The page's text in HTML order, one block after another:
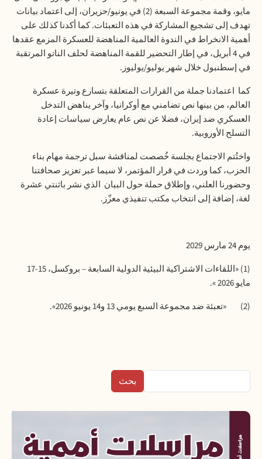
مايو، وقمة مجموعة السبعة (2) في يونيو/حزيران، إلى اعتماد بيانات
تهدف إلى تشجيع المشاركة في هذه التعبئات. كما أكدنا كذلك على
أهمية الانخراط في الندوة العالمية المناهضة للعسكرة المزمع عقدها
في 4 أبريل، في إطار التحضير للقمة المناهضة لحلف الناتو المرتقبة
في إسطنبول خلال شهر يوليو/يوليوز.
كما اعتمادنا جملة من القرارات المتعلقة بتسارع وتيرة عسكرة
العالم، من بينها نص تضامني مع أوكرانيا، وآخر يناهض التدخل
العسكري ضد إيران، فضلا عن نص عام يعارض سياسات إعادة
التسلح الأوروبية.
واختُتم الاجتماع بجلسة خُصصت لمناقشة سبل ترجمة مهام بناء
الحزب، كما وردت في قرار المؤتمر، لا سيما عبر تعزيز صحافتنا
وحضورنا العلني، وإطلاق حملة حول البيان الذي نشر باثنتي عشرة
لغة، إضافة إلى انتخاب مكتب تنفيذي معزّز.
يوم 24 مارس 2029
(1)
«اللقاءات الاشتراكية البيئية الدولية السابعة – بروكسل، 15-17
مايو 2026 ».
(2)
«تعبئة ضد مجموعة السبع يومي 13 و14 يونيو 2026».
بحث